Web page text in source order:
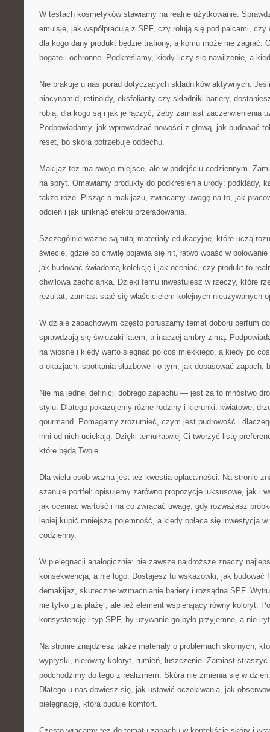
W testach kosmetyków stawiamy na realne użytkowanie.
emulsje, jak współpracują z SPF, czy rolują się pod palcami, czy
dla kogo dany produkt będzie trafiony, a komu może nie zagrać.
bogate i ochronne. Podkreślamy, kiedy liczy się nawilżenie, a
Nie brakuje u nas porad dotyczących składników aktywnych.
niacynamid, retinoidy, eksfolianty czy składniki bariery,
robią, dla kogo są i jak je łączyć, żeby zamiast zaczerwienienia
Podpowiadamy, jak wprowadzać nowości z głową, jak budować
reset, bo skóra potrzebuje oddechu.
Makijaż też ma swoje miejsce, ale w podejściu codziennym.
na spryt. Omawiamy produkty do podkreślenia urody: podkłady,
także róże. Pisząc o makijażu, zwracamy uwagę na to, jak
odcień i jak uniknąć efektu przeładowania.
Szczególnie ważne są tutaj materiały edukacyjne, które uczą
świecie, gdzie co chwilę pojawia się hit, łatwo wpaść w
jak budować świadomą kolekcję i jak oceniać, czy produkt to
chwilowa zachcianka. Dzięki temu inwestujesz w rzeczy, które
rezultat, zamiast stać się właścicielem kolejnych nieużywanych
W dziale zapachowym często poruszamy temat doboru perfum
sprawdzają się świeżaki latem, a inaczej ambry zimą.
na wiosnę i kiedy warto sięgnąć po coś miękkiego, a kiedy po
o okazjach: spotkania służbowe i o tym, jak dopasować zapach,
Nie ma jednej definicji dobrego zapachu — jest za to mnóstwo
stylu. Dlatego pokazujemy różne rodziny i kierunki: kwiatowe,
gourmand. Pomagamy zrozumieć, czym jest pudrowość i
inni od nich uciekają. Dzięki temu łatwiej Ci tworzyć listę
które będą Twoje.
Dla wielu osób ważna jest też kwestia opłacalności. Na stronie
szanuje portfel: opisujemy zarówno propozycje luksusowe, jak i
jak oceniać wartość i na co zwracać uwagę, gdy rozważasz
lepiej kupić mniejszą pojemność, a kiedy opłaca się inwestycja
codzienny.
W pielęgnacji analogicznie: nie zawsze najdroższe znaczy
konsekwencja, a nie logo. Dostajesz tu wskazówki, jak budować
demakijaż, skuteczne wzmacnianie bariery i rozsądna SPF.
nie tylko „na plażę”, ale też element wspierający równy koloryt.
konsystencję i typ SPF, by używanie go było przyjemne, a nie
Na stronie znajdziesz także materiały o problemach skórnych,
wypryski, nierówny koloryt, rumień, łuszczenie. Zamiast
podchodzimy do tego z realizmem. Skóra nie zmienia się w
Dlatego u nas dowiesz się, jak ustawić oczekiwania, jak
pielęgnację, która buduje komfort.